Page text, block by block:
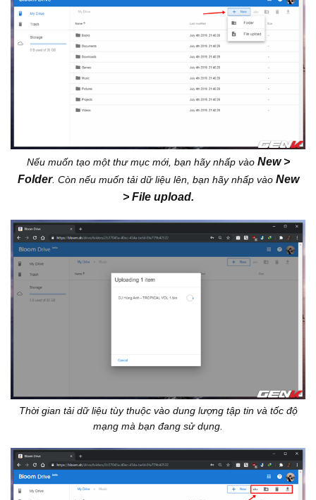
Nếu muốn tạo một thư mục mới, bạn hãy nhấp vàoNew >
Folder. Còn nếu muốn tải dữ liệu lên, bạn hãy nhấp vào New
> File upload.
Thời gian tải dữ liệu tùy thuộc vào dung lượng tập tin và tốc độ
mạng mà bạn đang sử dụng.